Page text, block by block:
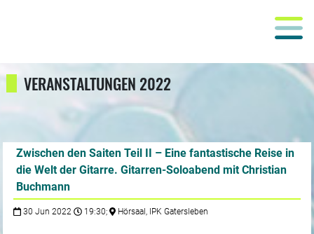
VERANSTALTUNGEN 2022
Zwischen den Saiten Teil II – Eine fantastische Reise in
die Welt der Gitarre. Gitarren-Soloabend mit Christian
Buchmann
30 Jun 2022 19:30; Hörsaal, IPK Gatersleben